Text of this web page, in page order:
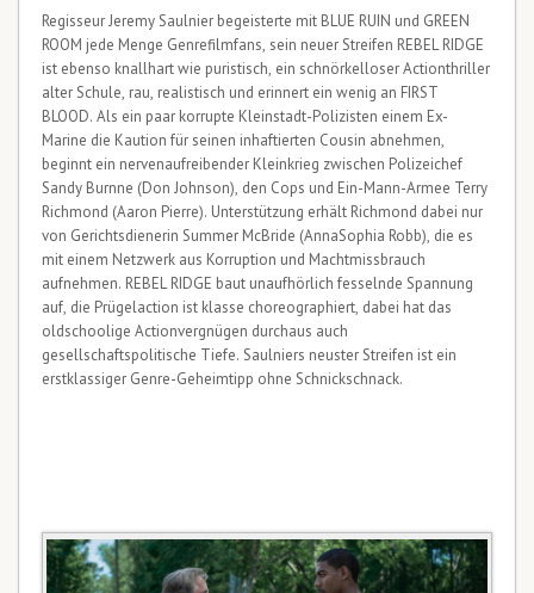
Regisseur Jeremy Saulnier begeisterte mit BLUE RUIN und GREEN
ROOM jede Menge Genrefilmfans, sein neuer Streifen REBEL RIDGE
ist ebenso knallhart wie puristisch, ein schnörkelloser Actionthriller
alter Schule, rau, realistisch und erinnert ein wenig an FIRST
BLOOD. Als ein paar korrupte Kleinstadt-Polizisten einem Ex-
Marine die Kaution für seinen inhaftierten Cousin abnehmen,
beginnt ein nervenaufreibender Kleinkrieg zwischen Polizeichef
Sandy Burnne (Don Johnson), den Cops und Ein-Mann-Armee Terry
Richmond (Aaron Pierre). Unterstützung erhält Richmond dabei nur
von Gerichtsdienerin Summer McBride (AnnaSophia Robb), die es
mit einem Netzwerk aus Korruption und Machtmissbrauch
aufnehmen. REBEL RIDGE baut unaufhörlich fesselnde Spannung
auf, die Prügelaction ist klasse choreographiert, dabei hat das
oldschoolige Actionvergnügen durchaus auch
gesellschaftspolitische Tiefe. Saulniers neuster Streifen ist ein
erstklassiger Genre-Geheimtipp ohne Schnickschnack.